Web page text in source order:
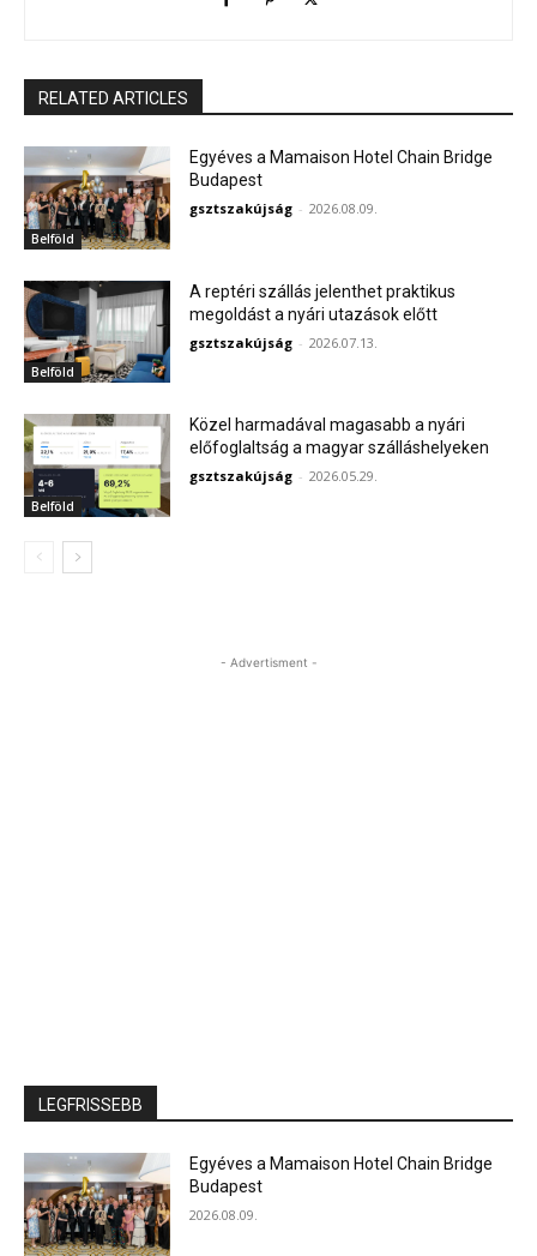
RELATED ARTICLES
Belföld
Egyéves a Mamaison Hotel Chain Bridge
Budapest
gsztszakújság - 2026.08.09.
Belföld
A reptéri szállás jelenthet praktikus
megoldást a nyári utazások előtt
gsztszakújság - 2026.07.13.
Belföld
Közel harmadával magasabb a nyári
előfoglaltság a magyar szálláshelyeken
gsztszakújság - 2026.05.29.
- Advertisment -
LEGFRISSEBB
Egyéves a Mamaison Hotel Chain Bridge
Budapest
2026.08.09.